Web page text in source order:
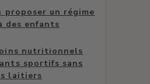
proposer un régime
des enfants
nutritionnels
sportifs sans
laitiers